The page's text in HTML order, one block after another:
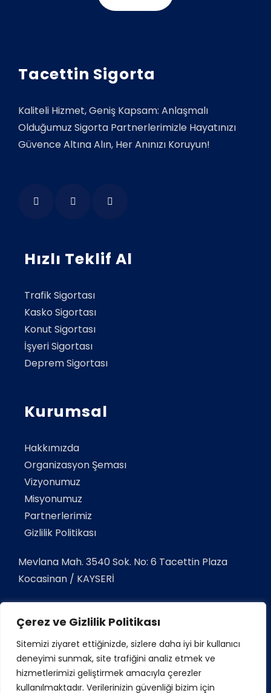
Çerez ve Gizlilik Politikası
Sitemizi ziyaret ettiğinizde, sizlere daha iyi bir kullanıcı
deneyimi sunmak, site trafiğini analiz etmek ve
hizmetlerimizi geliştirmek amacıyla çerezler
kullanılmaktadır. Verilerinizin güvenliği bizim için
Tacettin Sigorta
Kaliteli Hizmet, Geniş Kapsam: Anlaşmalı
Olduğumuz Sigorta Partnerlerimizle Hayatınızı
Güvence Altına Alın, Her Anınızı Koruyun!
Hızlı Teklif Al
Trafik Sigortası
Kasko Sigortası
Konut Sigortası
İşyeri Sigortası
Deprem Sigortası
Kurumsal
Hakkımızda
Organizasyon Şeması
Vizyonumuz
Misyonumuz
Partnerlerimiz
Gizlilik Politikası
Mevlana Mah. 3540 Sok. No: 6 Tacettin Plaza
Kocasinan / KAYSERİ
Gsm:
+90 532 38 12345
E-Mail:
info@tacettinsigorta.com